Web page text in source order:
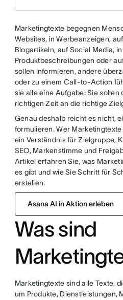
Marketingtexte begegnen
Websites, in Werbeanzeigen,
Blogartikeln, auf Social Media,
Produktbeschreibungen oder
sollen informieren, andere
oder zu einem Call-to-Action
sie alle eine Aufgabe: Sie
richtigen Zeit an die richtige
Genau deshalb reicht es nicht,
formulieren. Wer
ein Verständnis für Zielgruppe,
SEO, Markenstimme und
Artikel erfahren Sie, was
es gibt und wie Sie Schritt für
erstellen.
Asana AI in Aktion erleben
Was sind
Marketingtexte sind alle Texte,
um Produkte, Dienstleistungen,